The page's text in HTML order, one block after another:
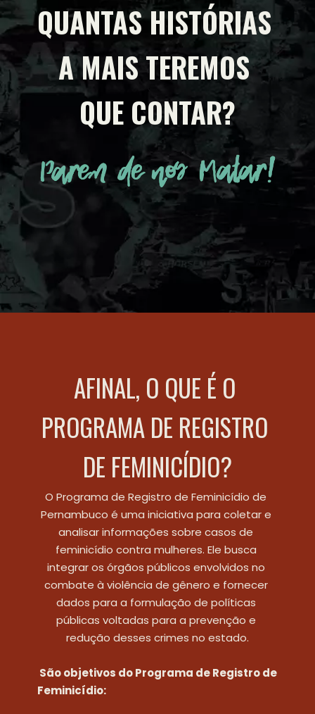
QUANTAS HISTÓRIAS
A MAIS TEREMOS
QUE CONTAR?
AFINAL, O QUE É O
PROGRAMA DE REGISTRO
DE FEMINICÍDIO?
O Programa de Registro de Feminicídio de
Pernambuco é uma iniciativa para coletar e
analisar informações sobre casos de
feminicídio contra mulheres. Ele busca
integrar os órgãos públicos envolvidos no
combate à violência de gênero e fornecer
dados para a formulação de políticas
públicas voltadas para a prevenção e
redução desses crimes no estado.
Feminicídio: